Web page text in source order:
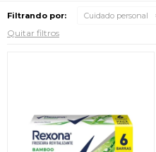
Filtrando por: Cuidado personal
Quitar filtros